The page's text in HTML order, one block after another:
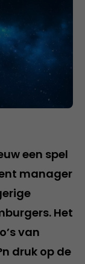
een spel
manager
Het
van
druk op de